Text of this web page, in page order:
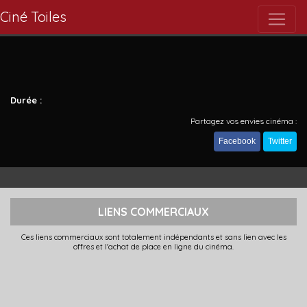
Ciné Toiles
Durée :
Partagez vos envies cinéma :
Facebook Twitter
LIENS COMMERCIAUX
Ces liens commerciaux sont totalement indépendants et sans lien avec les
offres et l'achat de place en ligne du cinéma.